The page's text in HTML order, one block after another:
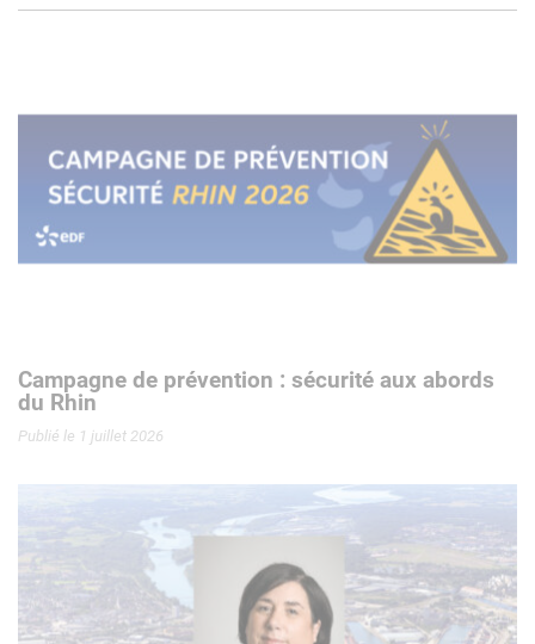
Campagne de prévention : sécurité aux abords
du Rhin
Publié le 1 juillet 2026